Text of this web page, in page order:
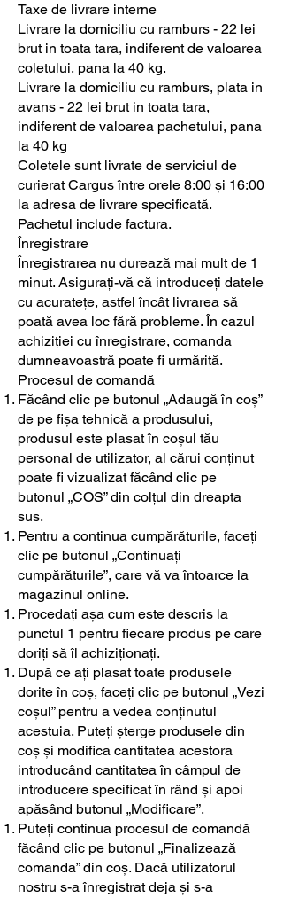
Taxe de livrare interne
Livrare la domiciliu cu ramburs - 22 lei
brut in toata tara, indiferent de valoarea
coletului, pana la 40 kg.
Livrare la domiciliu cu ramburs, plata in
avans - 22 lei brut in toata tara,
indiferent de valoarea pachetului, pana
la 40 kg
Coletele sunt livrate de serviciul de
curierat Cargus între orele 8:00 și 16:00
la adresa de livrare specificată.
Pachetul include factura.
Înregistrare
Înregistrarea nu durează mai mult de 1
minut. Asigurați-vă că introduceți datele
cu acuratețe, astfel încât livrarea să
poată avea loc fără probleme. În cazul
achiziției cu înregistrare, comanda
dumneavoastră poate fi urmărită.
Procesul de comandă
Făcând clic pe butonul „Adaugă în coș”
de pe fișa tehnică a produsului,
produsul este plasat în coșul tău
personal de utilizator, al cărui conținut
poate fi vizualizat făcând clic pe
butonul „COS” din colțul din dreapta
sus.
Pentru a continua cumpărăturile, faceți
clic pe butonul „Continuați
cumpărăturile”, care vă va întoarce la
magazinul online.
Procedați așa cum este descris la
punctul 1 pentru fiecare produs pe care
doriți să îl achiziționați.
După ce ați plasat toate produsele
dorite în coș, faceți clic pe butonul „Vezi
coșul” pentru a vedea conținutul
acestuia. Puteți șterge produsele din
coș și modifica cantitatea acestora
introducând cantitatea în câmpul de
introducere specificat în rând și apoi
apăsând butonul „Modificare”.
Puteți continua procesul de comandă
făcând clic pe butonul „Finalizează
comanda” din coș. Dacă utilizatorul
nostru s-a înregistrat deja și s-a